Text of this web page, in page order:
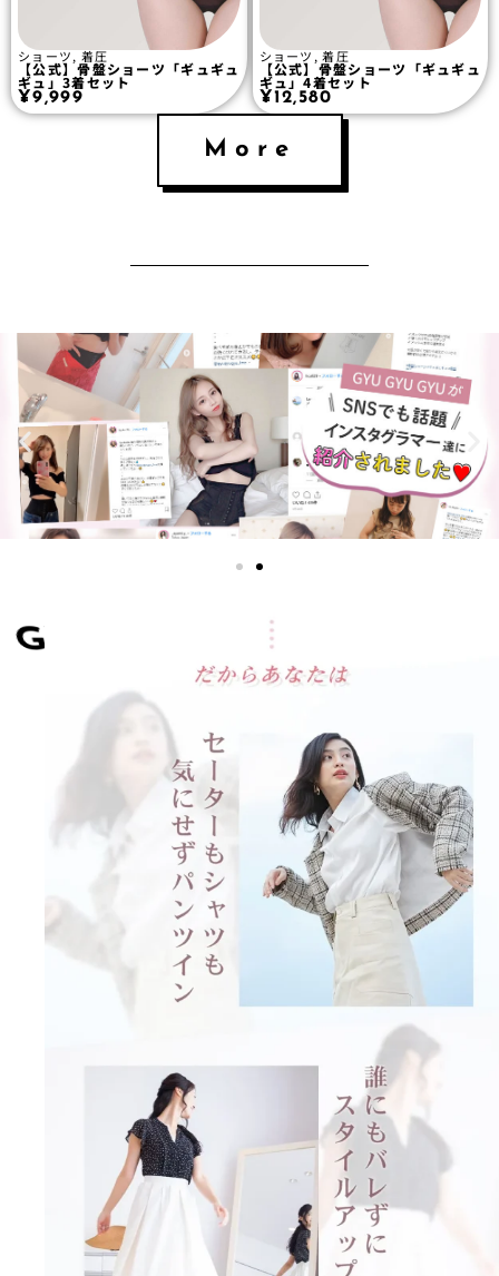
ショーツ,着圧
【公式】骨盤ショーツ「ギュギュ
ギュ」3着セット
¥9,999
ショーツ,着圧
【公式】骨盤ショーツ「ギュギュ
ギュ」4着セット
¥12,580
More
ギュギュマキ